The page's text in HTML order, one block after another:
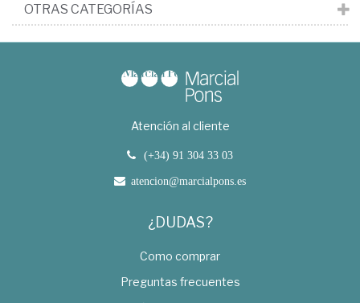
OTRAS CATEGORÍAS
Atención al cliente
(+34) 91 304 33 03
atencion@marcialpons.es
¿DUDAS?
Como comprar
Preguntas frecuentes